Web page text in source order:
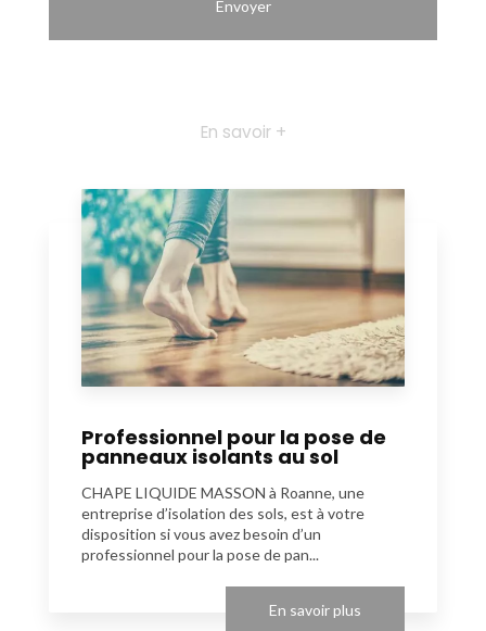
En savoir +
Professionnel pour la pose de
panneaux isolants au sol
CHAPE LIQUIDE MASSON à Roanne, une
entreprise d’isolation des sols, est à votre
disposition si vous avez besoin d’un
professionnel pour la pose de pan...
En savoir plus